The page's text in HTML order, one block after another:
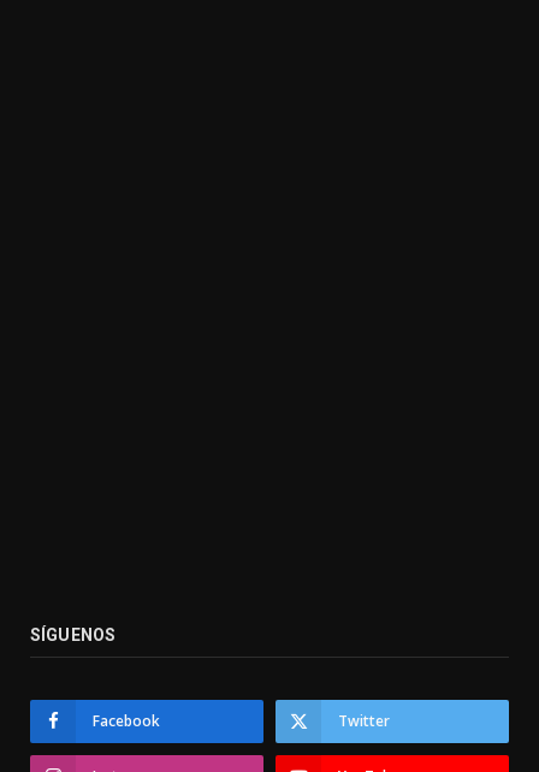
SÍGUENOS
Facebook Twitter